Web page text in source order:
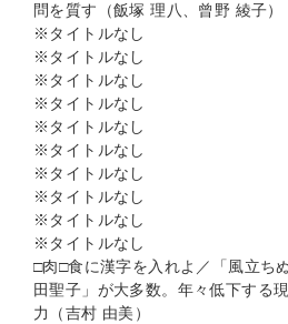
問を質す（飯塚 理八、曾野 綾子）
※タイトルなし
※タイトルなし
※タイトルなし
※タイトルなし
※タイトルなし
※タイトルなし
※タイトルなし
※タイトルなし
※タイトルなし
※タイトルなし
□肉□食に漢字を入れよ／「風立ち
田聖子」が大多数。年々低下する
力（吉村 由美）